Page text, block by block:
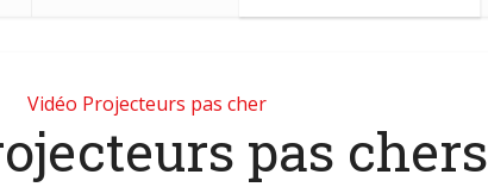
Vidéo Projecteurs pas cher
pas chers